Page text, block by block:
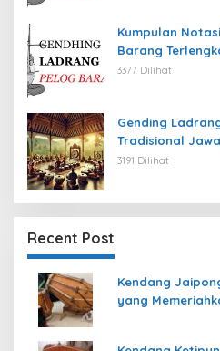
Kumpulan
Barang
3377 Dilihat
Gending
Tradisional
3191 Dilihat
Recent Post
Kendang
yang